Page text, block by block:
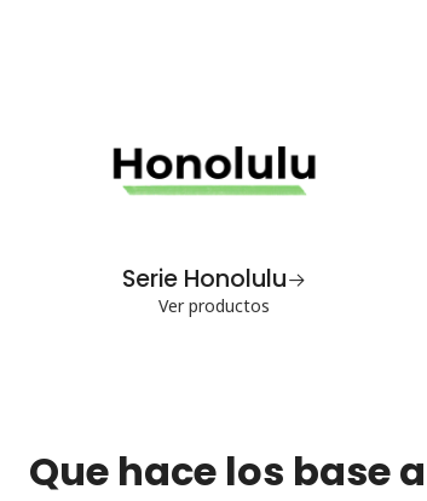
Serie Honolulu
Ver productos
Que hace los base